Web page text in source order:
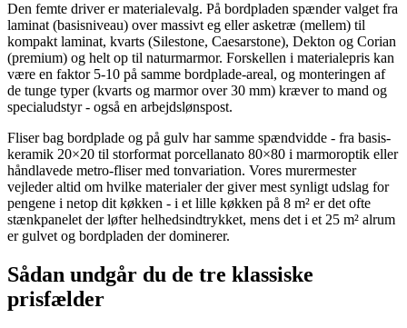
Den femte driver er materialevalg. På bordpladen spænder valget fra
laminat (basisniveau) over massivt eg eller asketræ (mellem) til
kompakt laminat, kvarts (Silestone, Caesarstone), Dekton og Corian
(premium) og helt op til naturmarmor. Forskellen i materialepris kan
være en faktor 5-10 på samme bordplade-areal, og monteringen af
de tunge typer (kvarts og marmor over 30 mm) kræver to mand og
specialudstyr - også en arbejdslønspost.
Fliser bag bordplade og på gulv har samme spændvidde - fra basis-
keramik 20×20 til storformat porcellanato 80×80 i marmoroptik eller
håndlavede metro-fliser med tonvariation. Vores murermester
vejleder altid om hvilke materialer der giver mest synligt udslag for
pengene i netop dit køkken - i et lille køkken på 8 m² er det ofte
stænkpanelet der løfter helhedsindtrykket, mens det i et 25 m² alrum
er gulvet og bordpladen der dominerer.
Sådan undgår du de tre klassiske
prisfælder